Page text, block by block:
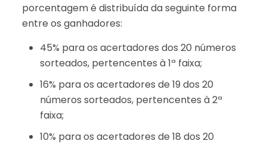
porcentagem é distribuída da seguinte forma
entre os ganhadores:
45% para os acertadores dos 20 números
sorteados, pertencentes à 1ª faixa;
16% para os acertadores de 19 dos 20
números sorteados, pertencentes à 2ª
faixa;
10% para os acertadores de 18 dos 20